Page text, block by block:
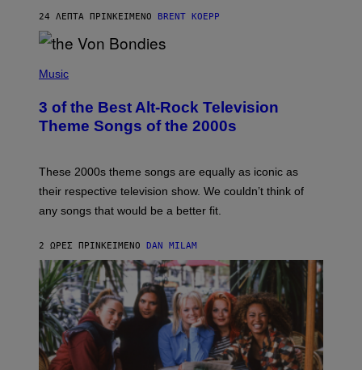
R
D
24 ΛΕΠΤΆ ΠΡΙΝΚΕΊΜΕΝΟ BRENT KOEPP
H
O
B
Y
M
E
C
A
T
H
Y
/
W
I
R
E
I
Music
3 of the Best Alt-Rock Television
Theme Songs of the 2000s
These 2000s theme songs are equally as iconic as
their respective television show. We couldn’t think of
any songs that would be a better fit.
2 ΏΡΕΣ ΠΡΙΝΚΕΊΜΕΝΟ DAN MILAM